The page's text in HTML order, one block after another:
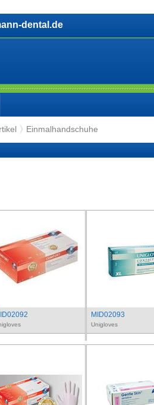
dental.de
Einmalhandschuhe
MID02093
Unigloves